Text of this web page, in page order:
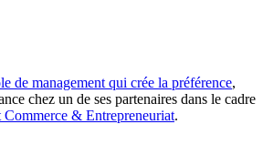
de management qui crée la préférence,
chez un de ses partenaires dans le cadre
& Entrepreneuriat.